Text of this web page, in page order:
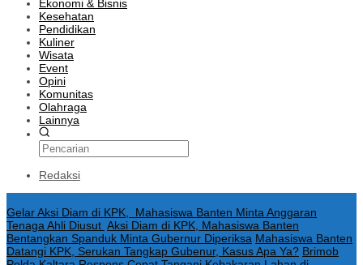
Ekonomi & Bisnis
Kesehatan
Pendidikan
Kuliner
Wisata
Event
Opini
Komunitas
Olahraga
Lainnya
Redaksi
Gelar Aksi Diam di KPK, Mahasiswa Banten Minta Anggaran
Tenaga Ahli Diusut Aksi Diam di KPK, Mahasiswa Banten
Bentangkan Spanduk Minta Gubernur Diperiksa Mahasiswa Banten
Datangi KPK, Serukan Tangkap Gubenur, Kasus Apa Ya? Brimob